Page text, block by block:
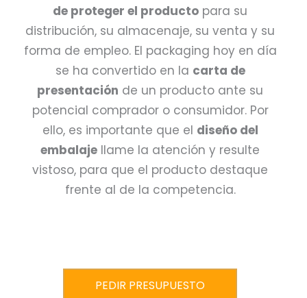
de proteger el producto para su
distribución, su almacenaje, su venta y su
forma de empleo. El packaging hoy en día
se ha convertido en la carta de
presentación de un producto ante su
potencial comprador o consumidor. Por
ello, es importante que el diseño del
embalaje llame la atención y resulte
vistoso, para que el producto destaque
frente al de la competencia.
PEDIR PRESUPUESTO